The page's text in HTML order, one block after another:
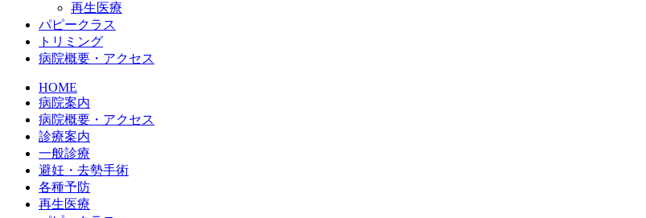
再生医療
パピークラス
トリミング
病院概要・アクセス
HOME
病院案内
病院概要・アクセス
診療案内
一般診療
避妊・去勢手術
各種予防
再生医療